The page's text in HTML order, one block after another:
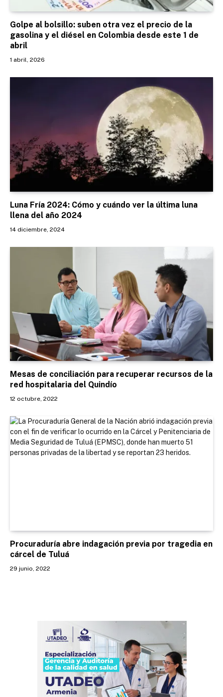
Golpe al bolsillo: suben otra vez el precio de la
gasolina y el diésel en Colombia desde este 1 de
abril
1 abril, 2026
Luna Fría 2024: Cómo y cuándo ver la última luna
llena del año 2024
14 diciembre, 2024
Mesas de conciliación para recuperar recursos de la
red hospitalaria del Quindío
12 octubre, 2022
Procuraduría abre indagación previa por tragedia en
cárcel de Tuluá
29 junio, 2022